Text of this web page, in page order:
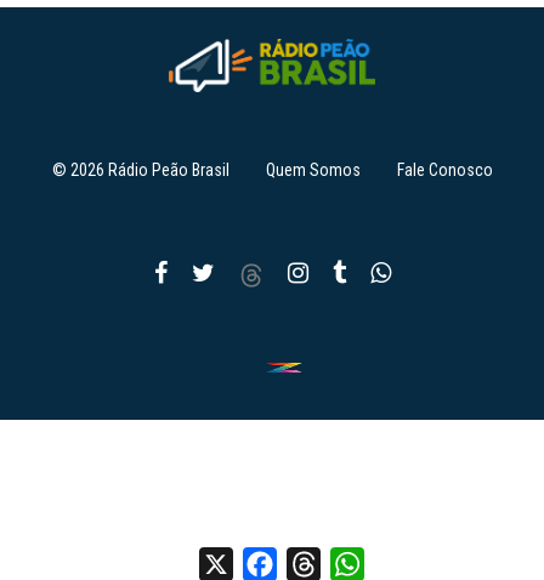
© 2026 Rádio Peão Brasil Quem Somos Fale Conosco
X FacebookThreadsWhatsApp